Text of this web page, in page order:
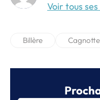
Voir tous
Billère Cagnotte